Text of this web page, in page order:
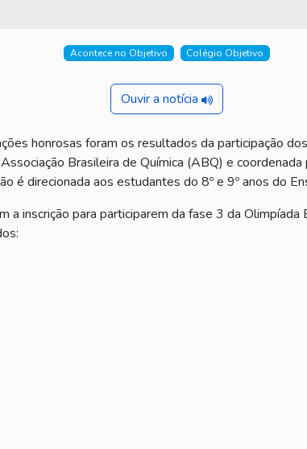
Acontece no Objetivo Colégio Objetivo
Ouvir a notícia
honrosas foram os resultados da participação
Brasileira de Química (ABQ) e
é direcionada aos estudantes do 8º e 9º anos do
inscrição para participarem da fase 3 da